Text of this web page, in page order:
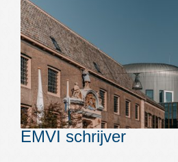
EMVI schrijver